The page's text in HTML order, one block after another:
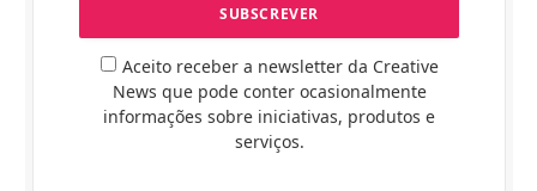
Aceito receber a newsletter da Creative
News que pode conter ocasionalmente
informações sobre iniciativas, produtos e
serviços.